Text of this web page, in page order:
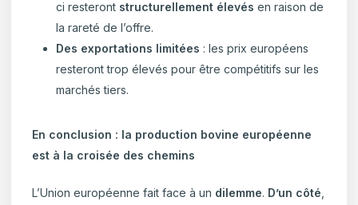
ci resteront structurellement élevés en raison de
la rareté de l’offre.
Des exportations limitées : les prix européens
resteront trop élevés pour être compétitifs sur les
marchés tiers.
En conclusion : la production bovine européenne
est à la croisée des chemins
L’Union européenne fait face à un dilemme. D’un côté